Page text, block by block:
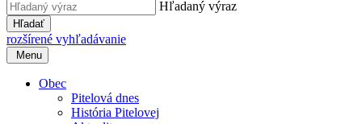
Hľadaný výraz
Hľadať
rozšírené vyhľadávanie
Menu
Obec
Pitelová dnes
História Pitelovej